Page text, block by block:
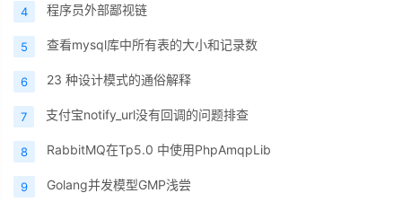
4 程序员外部鄙视链
5 查看mysql库中所有表的大小和记录数
6 23 种设计模式的通俗解释
7 支付宝notify_url没有回调的问题排查
8 RabbitMQ在Tp5.0 中使用PhpAmqpLib
9 Golang并发模型GMP浅尝